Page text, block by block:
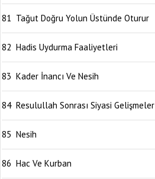
81 Tağut Doğru Yolun Üstünde Oturur
82 Hadis Uydurma Faaliyetleri
83 Kader İnancı Ve Nesih
84 Resulullah Sonrası Siyasi Gelişmeler
85 Nesih
86 Hac Ve Kurban